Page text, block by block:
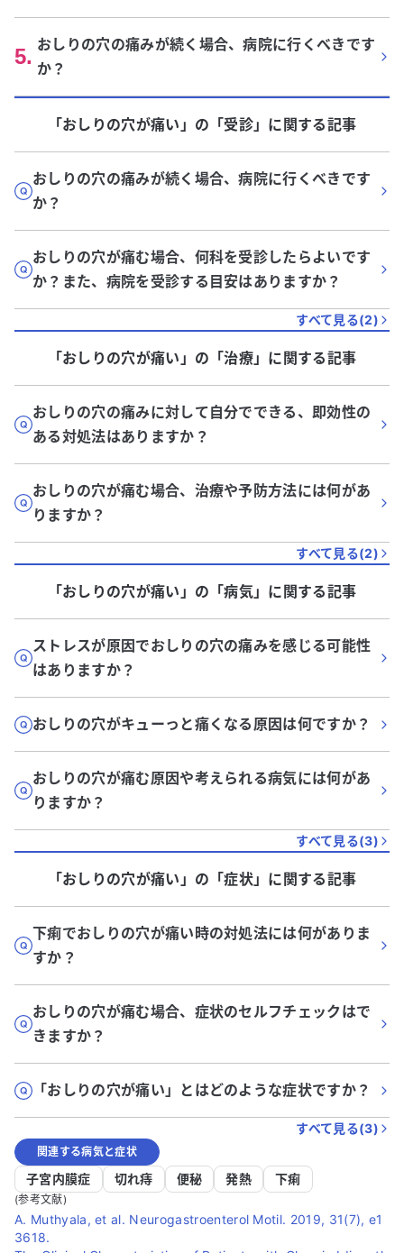
5. おしりの穴の痛みが続く場合、病院に行くべきです
か？
「おしりの穴が痛い」 の「受診」に関する記事
おしりの穴の痛みが続く場合、病院に行くべきです
か？
おしりの穴が痛む場合、何科を受診したらよいです
か？また、病院を受診する目安はありますか？
すべて見る(2)
「おしりの穴が痛い」 の「治療」に関する記事
おしりの穴の痛みに対して自分でできる、即効性の
ある対処法はありますか？
おしりの穴が痛む場合、治療や予防方法には何があ
りますか？
すべて見る(2)
「おしりの穴が痛い」 の「病気」に関する記事
ストレスが原因でおしりの穴の痛みを感じる可能性
はありますか？
おしりの穴がキューっと痛くなる原因は何ですか？
おしりの穴が痛む原因や考えられる病気には何があ
りますか？
すべて見る(3)
「おしりの穴が痛い」 の「症状」に関する記事
下痢でおしりの穴が痛い時の対処法には何がありま
すか？
おしりの穴が痛む場合、症状のセルフチェックはで
きますか？
「おしりの穴が痛い」とはどのような症状ですか？
すべて見る(3)
関連する病気と症状
子宮内膜症 切れ痔 便秘 発熱 下痢
(参考文献)
A. Muthyala, et al. Neurogastroenterol Motil. 2019, 31(7), e1
3618.